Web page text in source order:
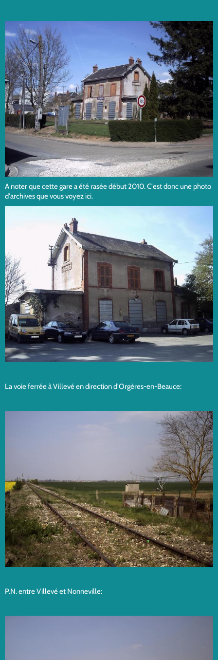
A noter que cette gare a été rasée début 2010. C'est donc une photo
d'archives que vous voyez ici.
La voie ferrée à Villevé en direction d'Orgères-en-Beauce:
P.N. entre Villevé et Nonneville: